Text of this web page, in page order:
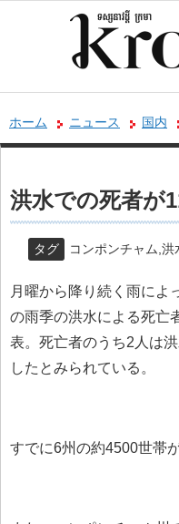
ホーム ニュース 国内
洪水での死者が
タグ コンポンチャム 洪
月曜から降り続く雨によ
の雨季の洪水による死亡
表。死亡者のうち2人は
したとみられている。
すでに6州の約4500世帯